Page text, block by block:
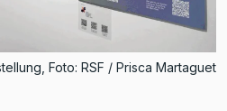
Foto: RSF / Prisca Martaguet